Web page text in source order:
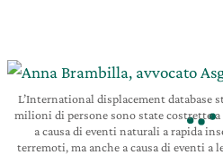
L’International displacement database
milioni di persone sono state costrette
a causa di eventi naturali a rapida
terremoti, ma anche a causa di eventi a